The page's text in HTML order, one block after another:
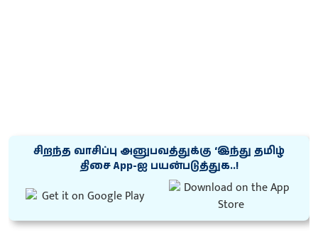
சிறந்த வாசிப்பு அனுபவத்துக்கு ‘இந்து தமிழ்
திசை App-ஐ பயன்படுத்துக..!